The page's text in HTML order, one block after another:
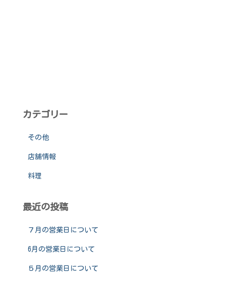
カテゴリー
その他
店舗情報
料理
最近の投稿
７月の営業日について
6月の営業日について
５月の営業日について